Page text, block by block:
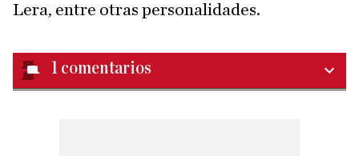
Lera, entre otras personalidades.
1 comentarios